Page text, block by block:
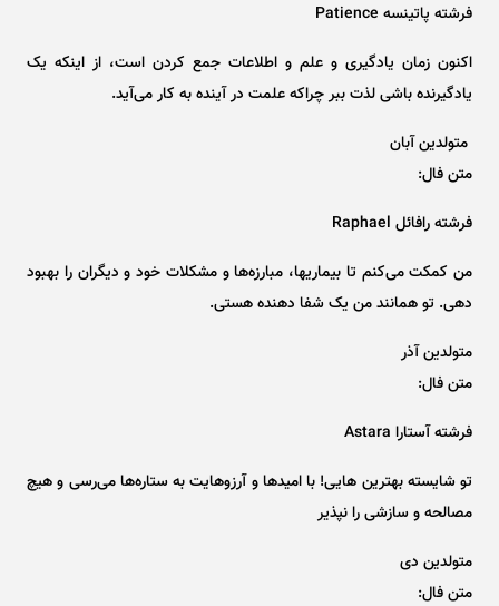
فرشته پاتینسه Patience
اکنون زمان یادگیری و علم و اطلاعات جمع کردن است، از اینکه یک
یادگیرنده باشی لذت ببر چراکه علمت در آینده به کار می‌آید.
متولدین آبان
متن فال:
فرشته رافائل Raphael
من کمکت می‌کنم تا بیماریها، مبارزه‌ها و مشکلات خود و دیگران را بهبود
دهی. تو همانند من یک شفا دهنده هستی.
متولدین آذر
متن فال:
فرشته آستارا Astara
تو شایسته بهترین هایی! با امید‌ها و آرزوهایت به ستاره‌ها می‌رسی و هیچ
مصالحه و سازشی را نپذیر
متولدین دی
متن فال: